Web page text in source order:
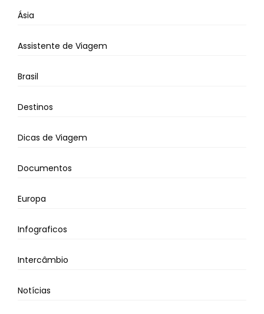
Ásia
Assistente de Viagem
Brasil
Destinos
Dicas de Viagem
Documentos
Europa
Infograficos
Intercâmbio
Notícias